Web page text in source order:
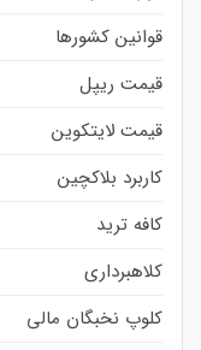
قوانین کشورها
قیمت ریپل
قیمت لایتکوین
کاربرد بلاکچین
کافه ترید
کلاهبرداری
کلوپ نخبگان مالی